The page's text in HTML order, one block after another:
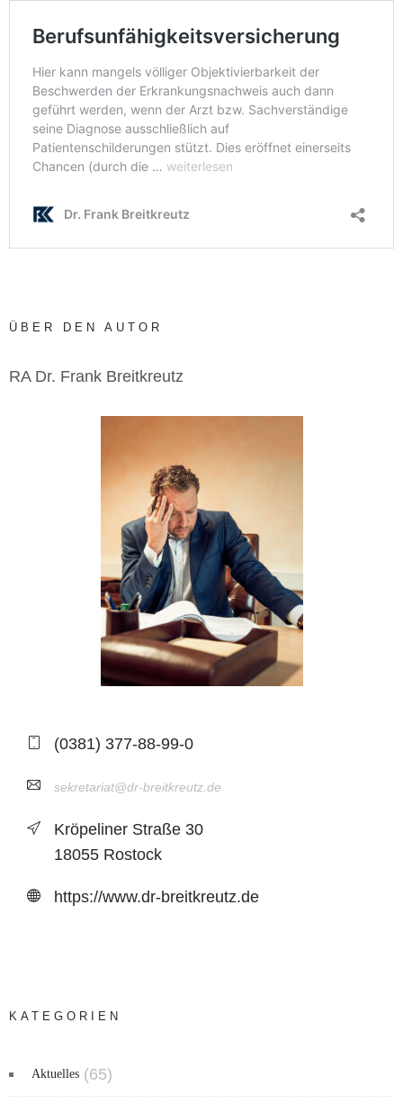
ÜBER DEN AUTOR
RA Dr. Frank Breitkreutz
(0381) 377-88-99-0
sekretariat@dr-breitkreutz.de
Kröpeliner Straße 30
18055 Rostock
https://www.dr-breitkreutz.de
KATEGORIEN
Aktuelles (65)